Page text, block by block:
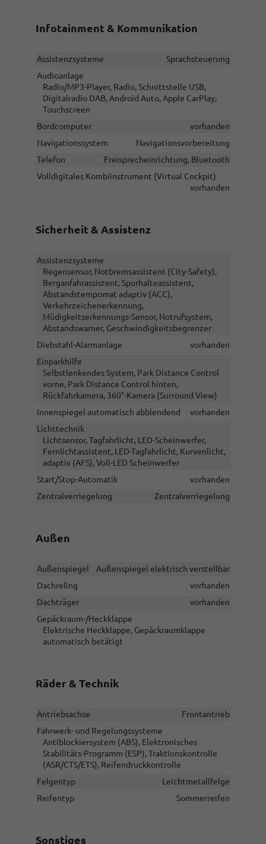
Infotainment & Kommunikation
Assistenzsysteme
Sprachsteuerung
Audioanlage
Radio/MP3-Player, Radio, Schnittstelle USB,
Digitalradio DAB, Android Auto, Apple CarPlay,
Touchscreen
Bordcomputer
vorhanden
Navigationssystem
Navigationsvorbereitung
Telefon
Freisprecheinrichtung, Bluetooth
Volldigitales Kombiinstrument (Virtual Cockpit)
vorhanden
Sicherheit & Assistenz
Assistenzsysteme
Regensensor, Notbremsassistent (City-Safety),
Berganfahrassistent, Spurhalteassistent,
Abstandstempomat adaptiv (ACC),
Verkehrzeichenerkennung,
Müdigkeitserkennungs-Sensor, Notrufsystem,
Abstandswarner, Geschwindigkeitsbegrenzer
Diebstahl-Alarmanlage
vorhanden
Einparkhilfe
Selbstlenkendes System, Park Distance Control
vorne, Park Distance Control hinten,
Rückfahrkamera, 360°-Kamera (Surround View)
Innenspiegel automatisch abblendend
vorhanden
Lichttechnik
Lichtsensor, Tagfahrlicht, LED-Scheinwerfer,
Fernlichtassistent, LED-Tagfahrlicht, Kurvenlicht,
adaptiv (AFS), Voll-LED Scheinwerfer
Start/Stop-Automatik
vorhanden
Zentralverriegelung
Zentralverriegelung
Außen
Außenspiegel
Außenspiegel elektrisch verstellbar
Dachreling
vorhanden
Dachträger
vorhanden
Gepäckraum-/Heckklappe
Elektrische Heckklappe, Gepäckraumklappe
automatisch betätigt
Räder & Technik
Antriebsachse
Frontantrieb
Fahrwerk- und Regelungssysteme
Antiblockiersystem (ABS), Elektronisches
Stabilitäts-Programm (ESP), Traktionskontrolle
(ASR/CTS/ETS), Reifendruckkontrolle
Felgentyp
Leichtmetallfelge
Reifentyp
Sommerreifen
Sonstiges